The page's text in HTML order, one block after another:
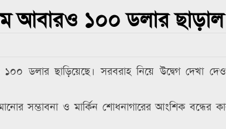
বিভাগীয় অভিনয় কর্মশালা সম্পন্ন
আবারও ১০০ ডলার ছাড়াল
১০০ ডলার ছাড়িয়েছে। সরবরাহ নিয়ে উদ্বেগ দেখা
সম্ভাবনা ও মার্কিন শোধনাগারের আংশিক বন্ধের